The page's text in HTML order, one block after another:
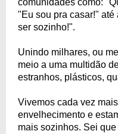
comunidades como:
"Eu sou pra casar!"
ser sozinho!".
Unindo milhares, ou
meio a uma multidão
estranhos, plásticos,
Vivemos cada vez
envelhecimento e
mais sozinhos. Sei